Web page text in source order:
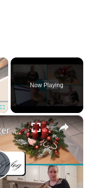
×
Fullscreen
Now Playing
×
Airfryer-Desaster 😩, Temu-Paket 📦 & 150 Blog-Posts an einem Wochenende 🤯 | Daily Vlog